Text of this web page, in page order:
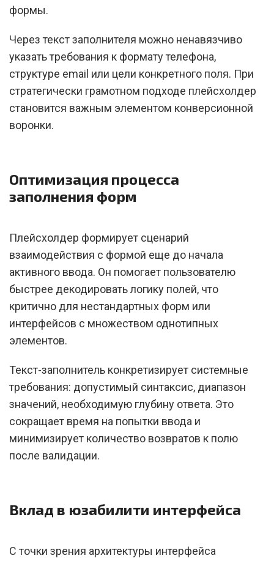
формы.
Через текст заполнителя можно ненавязчиво
указать требования к формату телефона,
структуре email или цели конкретного поля. При
стратегически грамотном подходе плейсхолдер
становится важным элементом конверсионной
воронки.
Оптимизация процесса
заполнения форм
Плейсхолдер формирует сценарий
взаимодействия с формой еще до начала
активного ввода. Он помогает пользователю
быстрее декодировать логику полей, что
критично для нестандартных форм или
интерфейсов с множеством однотипных
элементов.
Текст-заполнитель конкретизирует системные
требования: допустимый синтаксис, диапазон
значений, необходимую глубину ответа. Это
сокращает время на попытки ввода и
минимизирует количество возвратов к полю
после валидации.
Вклад в юзабилити интерфейса
С точки зрения архитектуры интерфейса